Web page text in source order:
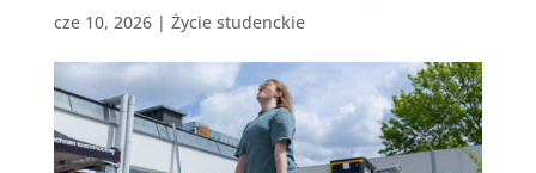
cze 10, 2026| Życie studenckie